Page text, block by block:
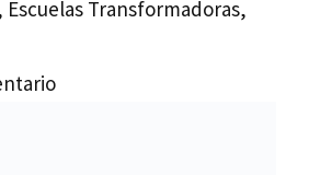
Escuelas Transformadoras,